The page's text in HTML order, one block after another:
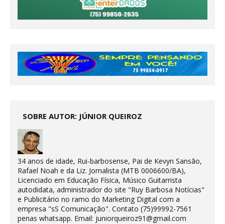
SOBRE AUTOR: JÚNIOR QUEIROZ
34 anos de idade, Rui-barbosense, Pai de Kevyn Sansão,
Rafael Noah e da Liz. Jornalista (MTB 0006600/BA),
Licenciado em Educação Física, Músico Guitarrista
autodidata, administrador do site "Ruy Barbosa Notícias"
e Publicitário no ramo do Marketing Digital com a
empresa "sS Comunicação". Contato (75)99992-7561
penas whatsapp. Email: juniorqueiroz91@gmail.com